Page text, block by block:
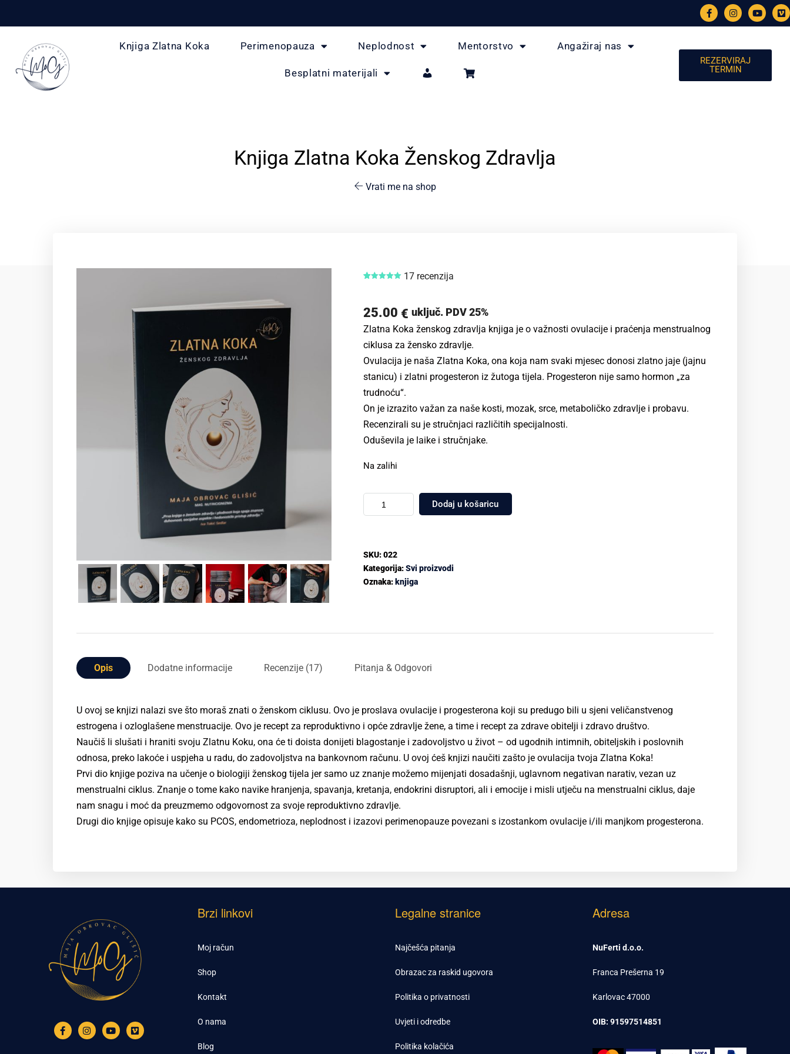
Knjiga Zlatna Koka Perimenopauza Neplodnost Mentorstvo Angažiraj nas
Besplatni materijali
REZERVIRAJ
TERMIN
Knjiga Zlatna Koka Ženskog Zdravlja
Vrati me na shop
5 (
korisnika)
17recenzija
25.00 € uključ. PDV 25%
Zlatna Koka ženskog zdravlja knjiga je o važnosti ovulacije i praćenja menstrualnog
ciklusa za žensko zdravlje.
Ovulacija je naša Zlatna Koka, ona koja nam svaki mjesec donosi zlatno jaje (jajnu
stanicu) i zlatni progesteron iz žutoga tijela. Progesteron nije samo hormon „za
trudnoću“.
On je izrazito važan za naše kosti, mozak, srce, metaboličko zdravlje i probavu.
Recenzirali su je stručnjaci različitih specijalnosti.
Oduševila je laike i stručnjake.
Na zalihi
Dodaj u košaricu
SKU:022
Kategorija:Svi proizvodi
Oznaka:knjiga
Opis Dodatne informacije Recenzije (17) Pitanja & Odgovori
U ovoj se knjizi nalazi sve što moraš znati o ženskom ciklusu. Ovo je proslava ovulacije i progesterona koji su predugo bili u sjeni veličanstvenog
estrogena i ozloglašene menstruacije. Ovo je recept za reproduktivno i opće zdravlje žene, a time i recept za zdrave obitelji i zdravo društvo.
Naučiš li slušati i hraniti svoju Zlatnu Koku, ona će ti doista donijeti blagostanje i zadovoljstvo u život – od ugodnih intimnih, obiteljskih i poslovnih
odnosa, preko lakoće i uspjeha u radu, do zadovoljstva na bankovnom računu. U ovoj ćeš knjizi naučiti zašto je ovulacija tvoja Zlatna Koka!
Prvi dio knjige poziva na učenje o biologiji ženskog tijela jer samo uz znanje možemo mijenjati dosadašnji, uglavnom negativan narativ, vezan uz
menstrualni ciklus. Znanje o tome kako navike hranjenja, spavanja, kretanja, endokrini disruptori, ali i emocije i misli utječu na menstrualni ciklus, daje
nam snagu i moć da preuzmemo odgovornost za svoje reproduktivno zdravlje.
Drugi dio knjige opisuje kako su PCOS, endometrioza, neplodnost i izazovi perimenopauze povezani s izostankom ovulacije i/ili manjkom progesterona.
Brzi linkovi
Moj račun
Shop
Kontakt
O nama
Blog
Legalne stranice
Najčešća pitanja
Obrazac za raskid ugovora
Politika o privatnosti
Uvjeti i odredbe
Politika kolačića
Adresa
NuFerti d.o.o.
Franca Prešerna 19
Karlovac 47000
OIB: 91597514851